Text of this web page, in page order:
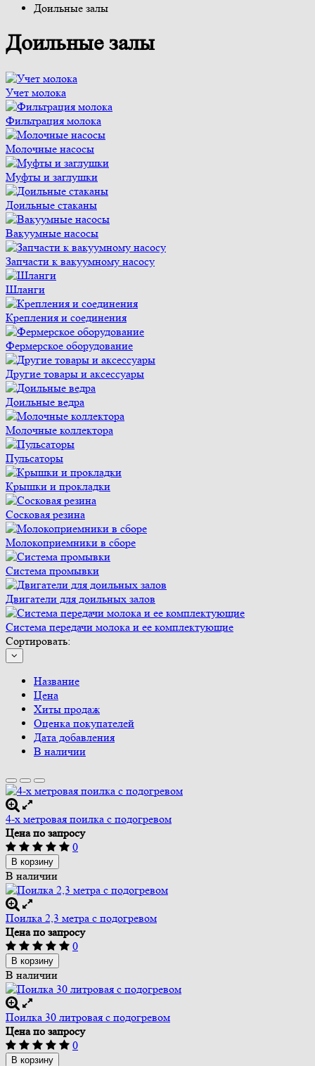
Доильные залы
Доильные залы
Учет молока
Фильтрация молока
Молочные насосы
Муфты и заглушки
Доильные стаканы
Вакуумные насосы
Запчасти к вакуумному насосу
Шланги
Крепления и соединения
Фермерское оборудование
Другие товары и аксессуары
Доильные ведра
Молочные коллектора
Пульсаторы
Крышки и прокладки
Сосковая резина
Молокоприемники в сборе
Система промывки
Двигатели для доильных залов
Система передачи молока и ее комплектующие
Сортировать:
Название
Цена
Хиты продаж
Оценка покупателей
Дата добавления
В наличии
4-х метровая поилка с подогревом
Цена по запросу
0
В корзину
В наличии
Поилка 2,3 метра с подогревом
Цена по запросу
0
В корзину
В наличии
Поилка 30 литровая с подогревом
Цена по запросу
0
В корзину